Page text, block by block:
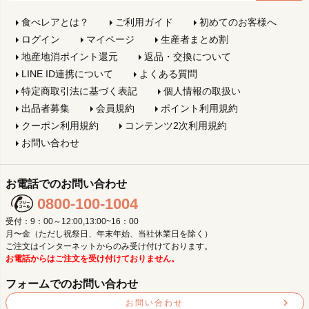
食べレアとは？ ご利用ガイド
初めてのお客様へ
ログイン
マイページ
生産者まとめ割
地産地消ポイント還元
返品・交換について
LINE ID連携について
よくある質問
特定商取引法に基づく表記
個人情報の取扱い
出品者募集
会員規約
ポイント利用規約
クーポン利用規約
コンテンツ2次利用規約
お問い合わせ
お電話でのお問い合わせ
0800-100-1004
受付：9：00～12:00,13:00~16：00
月〜金（ただし祝祭日、年末年始、当社休業日を除く）
ご注文はインターネットからのみ受け付けております。
お電話からはご注文を受け付けておりません。
フォームでのお問い合わせ
お問い合わせ